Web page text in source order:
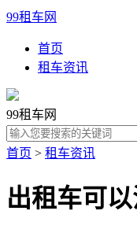
99租车网
首页
租车资讯
99租车网
首页 > 租车资讯
出租车可